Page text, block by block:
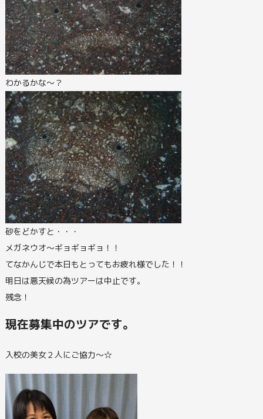
わかるかな～？
砂をどかすと・・・
メガネウオ～ギョギョギョ！！
てなかんじで本日もとってもお疲れ様でした！！
明日は悪天候の為ツアーは中止です。
残念！
現在募集中のツアです。
入校の美女２人にご協力～☆